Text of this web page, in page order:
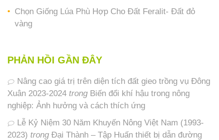
Chọn Giống Lúa Phù Hợp Cho Đất Feralit- Đất đỏ
vàng
PHẢN HỒI GẦN ĐÂY
Nâng cao giá trị trên diện tích đất gieo trồng vụ Đông
Xuân 2023-2024 trong Biến đổi khí hậu trong nông
nghiệp: Ảnh hưởng và cách thích ứng
Lễ Kỷ Niệm 30 Năm Khuyến Nông Việt Nam (1993-
2023) trong Đại Thành – Tập Huấn thiết bị dẫn đường